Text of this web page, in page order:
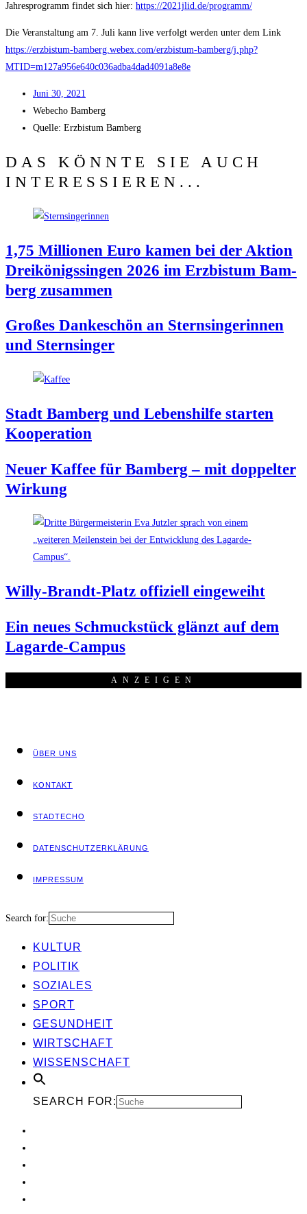
Jah­res­pro­gramm fin­det sich hier: https://2021jlid.de/programm/
Die Ver­an­stal­tung am 7. Juli kann live ver­folgt wer­den unter dem Link
https://erzbistum-bamberg.webex.com/erzbistum-bamberg/j.php?
MTID=m127a956e640c036adba4dad4091a8e8e
Juni 30, 2021
Web­echo Bamberg
Quel­le: Erz­bis­tum Bamberg
DAS KÖNNTE SIE AUCH
INTERESSIEREN...
1,75 Mil­lio­nen Euro kamen bei der Akti­on
Drei­kö­nigs­sin­gen 2026 im Erz­bis­tum Bam­
berg zusammen
Gro­ßes Dan­ke­schön an Stern­sin­ge­rin­nen
und Sternsinger
Stadt Bam­berg und Lebens­hil­fe star­ten
Kooperation
Neu­er Kaf­fee für Bam­berg – mit dop­pel­ter
Wirkung
Wil­ly-Brandt-Platz offi­zi­ell eingeweiht
Ein neu­es Schmuck­stück glänzt auf dem
Lagarde-Campus
ANZEI­GEN
ÜBER UNS
KON­TAKT
STADT­ECHO
DATEN­SCHUTZ­ER­KLÄ­RUNG
IMPRES­SUM
Search for:
KUL­TUR
POLI­TIK
SOZIA­LES
SPORT
GESUND­HEIT
WIRT­SCHAFT
WIS­SEN­SCHAFT
SEARCH FOR: